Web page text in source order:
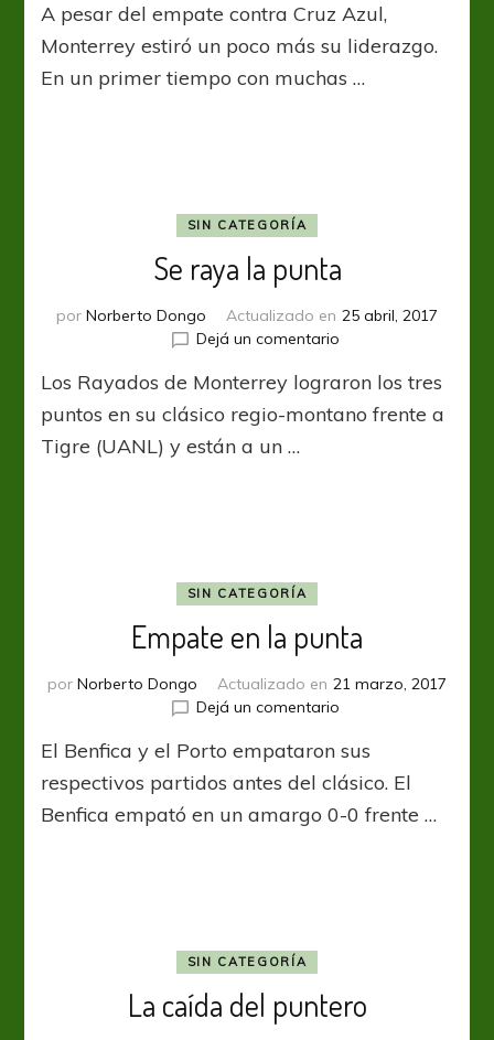
siendo
el
A pesar del empate contra Cruz Azul,
Monterrey estiró un poco más su liderazgo.
En un primer tiempo con muchas …
SIN CATEGORÍA
Se raya la punta
por Norberto Dongo Actualizado en 25 abril, 2017
Dejá un comentarioen
raya
la
Los Rayados de Monterrey lograron los tres
puntos en su clásico regio-montano frente a
Tigre (UANL) y están a un …
SIN CATEGORÍA
Empate en la punta
por Norberto Dongo Actualizado en 21 marzo, 2017
Dejá un comentarioen
en
la
El Benfica y el Porto empataron sus
respectivos partidos antes del clásico. El
Benfica empató en un amargo 0-0 frente …
SIN CATEGORÍA
La caída del puntero